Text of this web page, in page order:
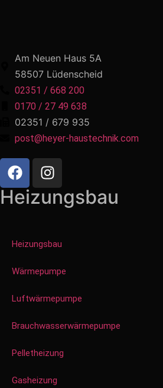
Am Neuen Haus 5A
58507 Lüdenscheid
02351 / 668 200
0170 / 27 49 638
02351 / 679 935
post@heyer-haustechnik.com
Heizungsbau
Heizungsbau
Wärmepumpe
Luftwärmepumpe
Brauchwasserwärmepumpe
Pelletheizung
Gasheizung